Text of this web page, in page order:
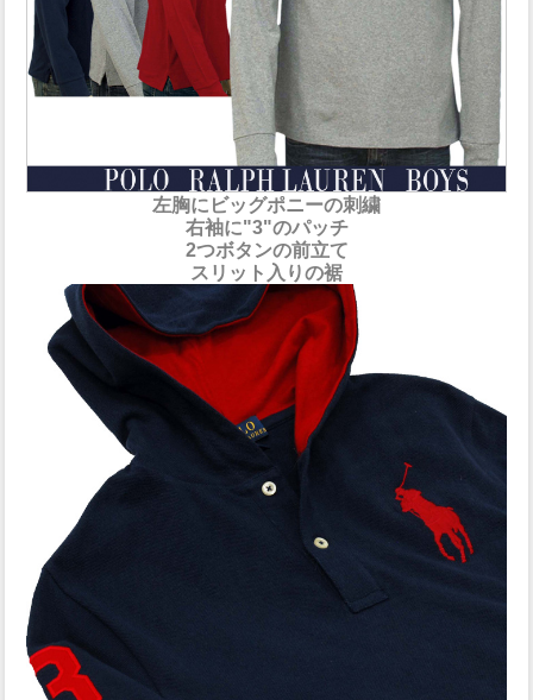
左胸にビッグポニーの刺繍
右袖に"3"のパッチ
2つボタンの前立て
スリット入りの裾